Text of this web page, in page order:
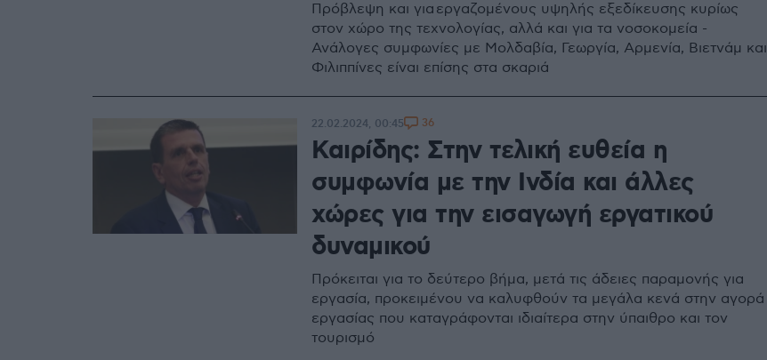
Πρόβλεψη και για εργαζομένους υψηλής εξεδίκευσης κυρίως
στον χώρο της τεχνολογίας, αλλά και για τα νοσοκομεία -
Ανάλογες συμφωνίες με Μολδαβία, Γεωργία, Αρμενία, Βιετνάμ και
Φιλιππίνες είναι επίσης στα σκαριά
Καιρίδης: Στην τελική ευθεία η
συμφωνία με την Ινδία και άλλες
χώρες για την εισαγωγή εργατικού
δυναμικού
Πρόκειται για το δεύτερο βήμα, μετά τις άδειες παραμονής για
εργασία, προκειμένου να καλυφθούν τα μεγάλα κενά στην αγορά
εργασίας που καταγράφονται ιδιαίτερα στην ύπαιθρο και τον
τουρισμό
22.02.2024, 00:45 36